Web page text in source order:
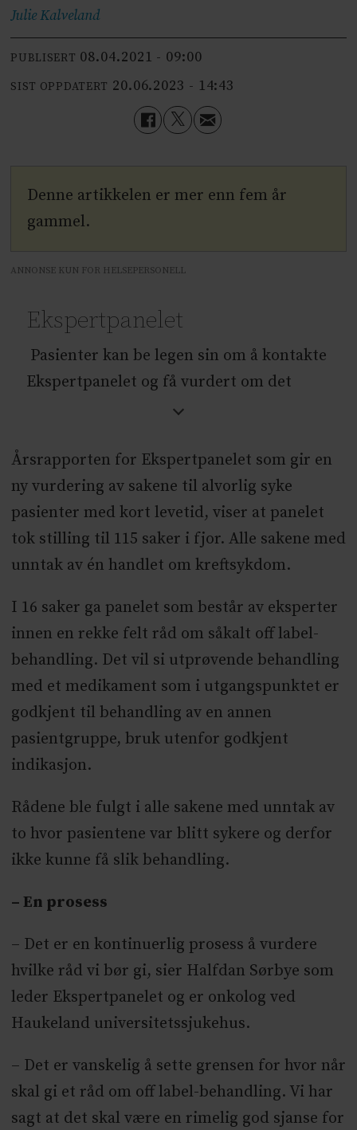
JulieKalveland
PUBLISERT 08.04.2021 - 09:00
SIST OPPDATERT 20.06.2023 - 14:43
Denne artikkelen er mer enn fem år
gammel.
ANNONSE KUN FOR HELSEPERSONELL
Ekspertpanelet
Pasienter kan be legen sin om å kontakte
Ekspertpanelet og få vurdert om det
finnes flere behandlingsmuligheter, etter
lenger har effekt.Pasienten må være i
rimelig god allmenntilstand (oppegående
mer enn halve dagen) for at en vurdering
fra Ekspertpanelet er
hensiktsmessig.Pasienter med kronisk
under ordningen.Panelet har en
rådgivende rolle og ingen
beslutningsmyndighet.Kilde:
Ekspertpanelet
Årsrapporten for Ekspertpanelet som gir en
ny vurdering av sakene til alvorlig syke
pasienter med kort levetid, viser at panelet
tok stilling til 115 saker i fjor. Alle sakene med
unntak av én handlet om kreftsykdom.
I 16 saker ga panelet som består av eksperter
innen en rekke felt råd om såkalt off label-
behandling. Det vil si utprøvende behandling
med et medikament som i utgangspunktet er
godkjent til behandling av en annen
pasientgruppe, bruk utenfor godkjent
indikasjon.
Rådene ble fulgt i alle sakene med unntak av
to hvor pasientene var blitt sykere og derfor
ikke kunne få slik behandling.
– En prosess
– Det er en kontinuerlig prosess å vurdere
hvilke råd vi bør gi, sier Halfdan Sørbye som
leder Ekspertpanelet og er onkolog ved
Haukeland universitetssjukehus.
– Det er vanskelig å sette grensen for hvor når
skal gi et råd om off label-behandling. Vi har
sagt at det skal være en rimelig god sjanse for